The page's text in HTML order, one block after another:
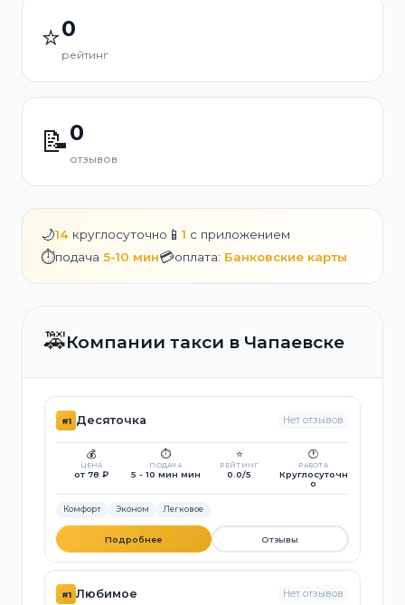
⭐0
рейтинг
📝0
отзывов
🌙14 круглосуточно 📱 1 с приложением
⏱️подача 5-10 мин💳оплата: Банковские карты
🚕Компании такси в Чапаевске
#1 Десяточка Нет отзывов
💰
ЦЕНА
от 78 ₽
⏱️
ПОДАЧА
5 - 10 мин мин
⭐
РЕЙТИНГ
0.0/5
🕐
РАБОТА
Круглосуточн
о
Комфорт Эконом Легковое
Подробнее Отзывы
#1 Любимое Нет отзывов